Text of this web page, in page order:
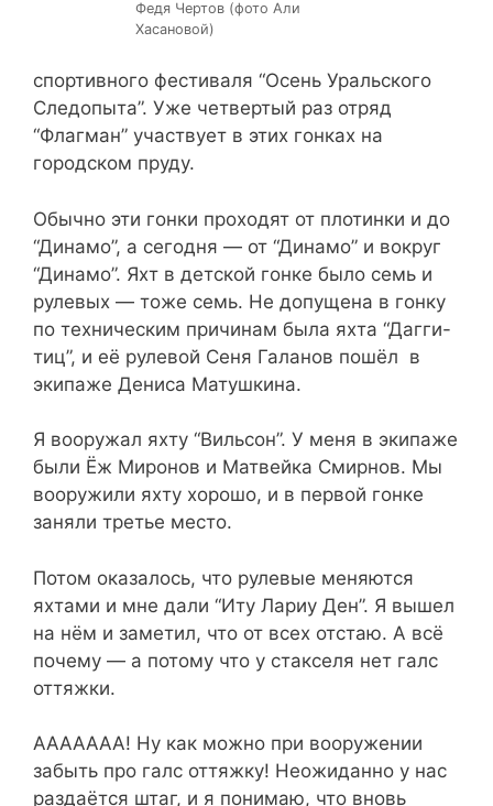
Федя Чертов (фото Али
Хасановой)
спортивного фестиваля “Осень Уральского
Следопыта”. Уже четвертый раз отряд
“Флагман” участвует в этих гонках на
городском пруду.
Обычно эти гонки проходят от плотинки и до
“Динамо”, а сегодня — от “Динамо” и вокруг
“Динамо”. Яхт в детской гонке было семь и
рулевых — тоже семь. Не допущена в гонку
по техническим причинам была яхта “Дагги-
тиц”, и её рулевой Сеня Галанов пошёл в
экипаже Дениса Матушкина.
Я вооружал яхту “Вильсон”. У меня в экипаже
были Ёж Миронов и Матвейка Смирнов. Мы
вооружили яхту хорошо, и в первой гонке
заняли третье место.
Потом оказалось, что рулевые меняются
яхтами и мне дали “Иту Лариу Ден”. Я вышел
на нём и заметил, что от всех отстаю. А всё
почему — а потому что у стакселя нет галс
оттяжки.
ААААААА! Ну как можно при вооружении
забыть про галс оттяжку! Неожиданно у нас
раздаётся штаг, и я понимаю, что вновь